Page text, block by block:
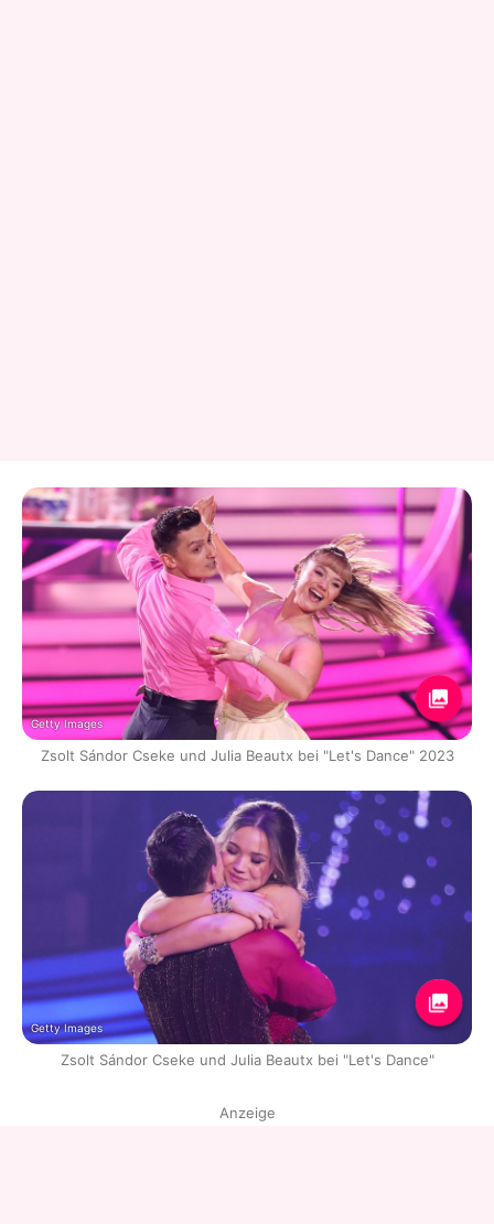
Getty Images
Zsolt Sándor Cseke und Julia Beautx bei "Let's Dance" 2023
Getty Images
Zsolt Sándor Cseke und Julia Beautx bei "Let's Dance"
Anzeige